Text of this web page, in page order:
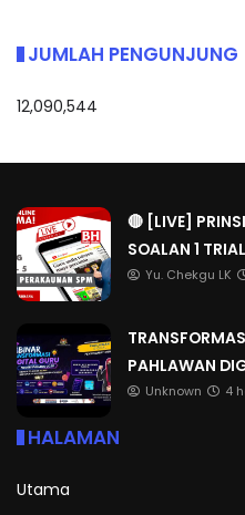
JUMLAH PENGUNJUNG
12,090,544
🔴 [LIVE]
SOALAN 1
Yu. Chekgu LK
PAHLAWAN
Unknown 4
HALAMAN
Utama